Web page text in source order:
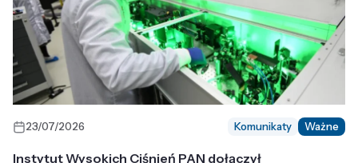
23/07/2026 Komunikaty Ważne
Instytut Wysokich Ciśnień PAN dołączył